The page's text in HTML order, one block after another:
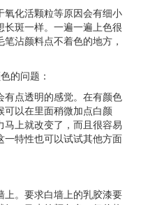
化活颗粒等原因会有细小
斑一样。一遍一遍上色很
沾颜料点不着色的地方，
的问题：
点透明的感觉。在有颜色
可以在里面稍微加点白颜
上就改变了，而且很容易
特性也可以试试其他方面
。要求白墙上的乳胶漆要